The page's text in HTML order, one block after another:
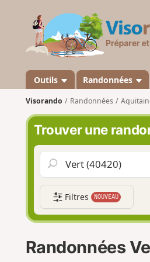
Outils Randonnées
Visorando Randonnées
Trouver une
Filtres NOUVEAU
Randonnées